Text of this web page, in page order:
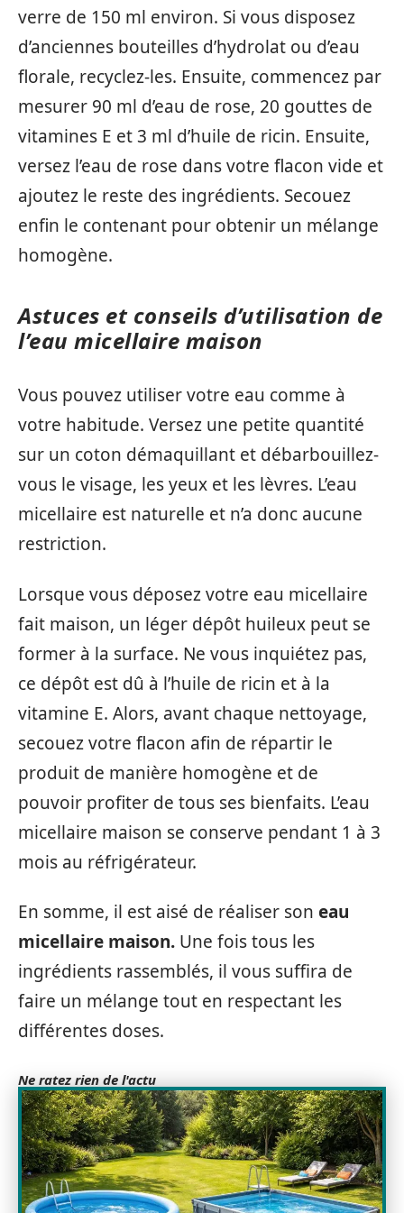
verre de 150 ml environ. Si vous disposez
d’anciennes bouteilles d’hydrolat ou d’eau
florale, recyclez-les. Ensuite, commencez par
mesurer 90 ml d’eau de rose, 20 gouttes de
vitamines E et 3 ml d’huile de ricin. Ensuite,
versez l’eau de rose dans votre flacon vide et
ajoutez le reste des ingrédients. Secouez
enfin le contenant pour obtenir un mélange
homogène.
Astuces et conseils d’utilisation de
l’eau micellaire maison
Vous pouvez utiliser votre eau comme à
votre habitude. Versez une petite quantité
sur un coton démaquillant et débarbouillez-
vous le visage, les yeux et les lèvres. L’eau
micellaire est naturelle et n’a donc aucune
restriction.
Lorsque vous déposez votre eau micellaire
fait maison, un léger dépôt huileux peut se
former à la surface. Ne vous inquiétez pas,
ce dépôt est dû à l’huile de ricin et à la
vitamine E. Alors, avant chaque nettoyage,
secouez votre flacon afin de répartir le
produit de manière homogène et de
pouvoir profiter de tous ses bienfaits. L’eau
micellaire maison se conserve pendant 1 à 3
mois au réfrigérateur.
En somme, il est aisé de réaliser son eau
micellaire maison. Une fois tous les
ingrédients rassemblés, il vous suffira de
faire un mélange tout en respectant les
différentes doses.
Ne ratez rien de l'actu